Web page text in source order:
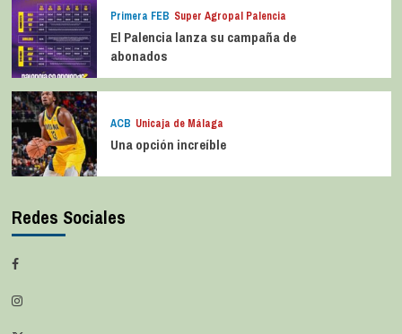
Primera FEB Super Agropal Palencia
El Palencia lanza su campaña de
abonados
ACB Unicaja de Málaga
Una opción increíble
Redes Sociales